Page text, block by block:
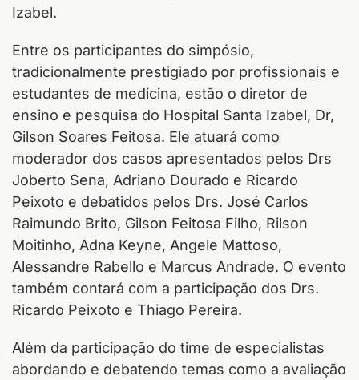
Izabel.
Entre os participantes do simpósio,
tradicionalmente prestigiado por profissionais e
estudantes de medicina, estão o diretor de
ensino e pesquisa do Hospital Santa Izabel, Dr,
Gilson Soares Feitosa. Ele atuará como
moderador dos casos apresentados pelos Drs
Joberto Sena, Adriano Dourado e Ricardo
Peixoto e debatidos pelos Drs. José Carlos
Raimundo Brito, Gilson Feitosa Filho, Rilson
Moitinho, Adna Keyne, Angele Mattoso,
Alessandre Rabello e Marcus Andrade. O evento
também contará com a participação dos Drs.
Ricardo Peixoto e Thiago Pereira.
Além da participação do time de especialistas
abordando e debatendo temas como a avaliação